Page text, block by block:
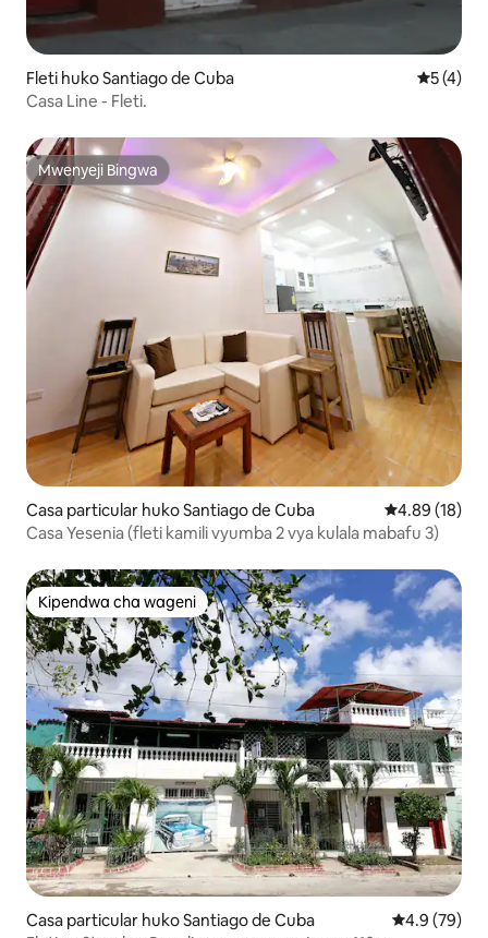
Fleti huko Santiago de Cuba
5 (4)
Casa Line - Fleti.
Mwenyeji Bingwa
Mwenyeji Bingwa
Casa particular huko Santiago de Cuba Ukadiriaji wa
4.89 (18)
Casa Yesenia (fleti kamili vyumba 2 vya kulala mabafu 3)
Kipendwa cha wageni
Kipendwa cha wageni
Casa particular huko Santiago de Cuba Ukadiriaji
4.9 (79)